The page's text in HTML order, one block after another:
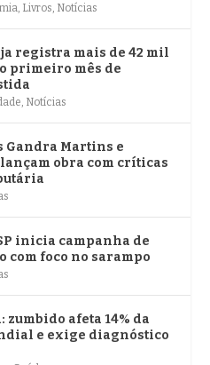
, Livros, Notícias
registra mais de 42 mil
primeiro mês de
, Notícias
Gandra Martins e
obra com críticas
inicia campanha de
com foco no sarampo
zumbido afeta 14% da
e exige diagnóstico